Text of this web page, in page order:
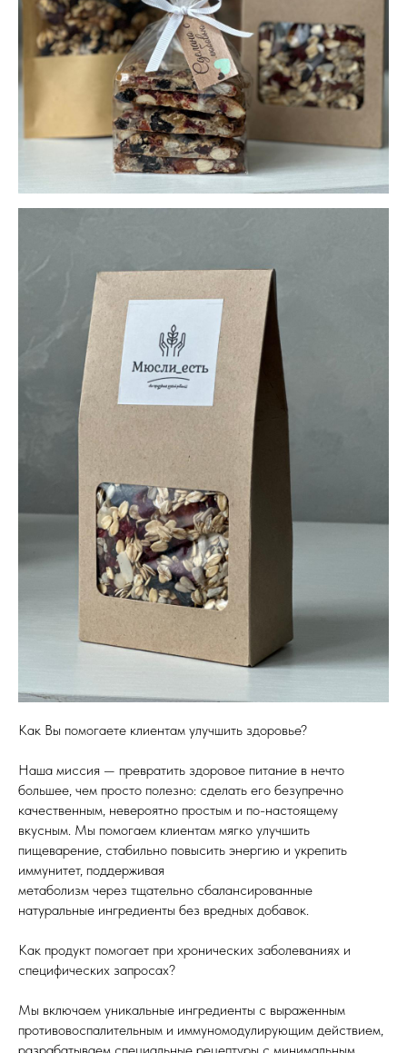
Как Вы помогаете клиентам улучшить здоровье?
Наша миссия — превратить здоровое питание в нечто
большее, чем просто полезно: сделать его безупречно
качественным, невероятно простым и по-настоящему
вкусным. Мы помогаем клиентам мягко улучшить
пищеварение, стабильно повысить энергию и укрепить
иммунитет, поддерживая
метаболизм через тщательно сбалансированные
натуральные ингредиенты без вредных добавок.
Как продукт помогает при хронических заболеваниях и
специфических запросах?
Мы включаем уникальные ингредиенты с выраженным
противовоспалительным и иммуномодулирующим действием,